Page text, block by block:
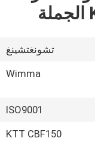
تشونغتشينغ
Wimma
ISO9001
KTT CBF150